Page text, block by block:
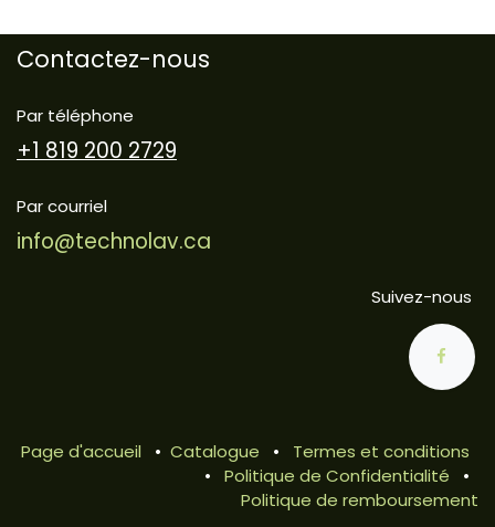
Contactez-nous
Par téléphone
+1 819 200 2729
Par courriel
info@technolav.ca
Suivez-nous
Page d'accueil • Catalogue •
Termes et conditions
•
Politique de Confidentialité
•
Politique de remboursement